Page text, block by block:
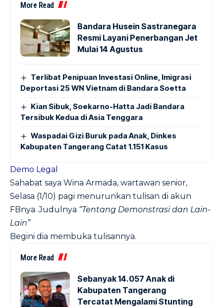
More Read
Bandara Husein Sastranegara
Resmi Layani Penerbangan Jet
Mulai 14 Agustus
Terlibat Penipuan Investasi Online, Imigrasi
Deportasi 25 WN Vietnam di Bandara Soetta
Kian Sibuk, Soekarno-Hatta Jadi Bandara
Tersibuk Kedua di Asia Tenggara
Waspadai Gizi Buruk pada Anak, Dinkes
Kabupaten Tangerang Catat 1.151 Kasus
Demo Legal
Sahabat saya Wina Armada, wartawan senior,
Selasa (1/10) pagi menurunkan tulisan di akun
FBnya. Judulnya “Tentang Demonstrasi dan Lain-
Lain”
Begini dia membuka tulisannya.
More Read
Sebanyak 14.057 Anak di
Kabupaten Tangerang
Tercatat Mengalami Stunting